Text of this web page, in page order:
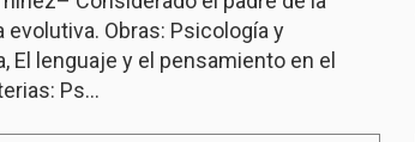
evolutiva. Obras: Psicología y
El lenguaje y el pensamiento en el
Ps...